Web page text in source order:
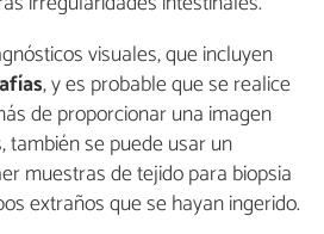
visuales, que incluyen
, y es probable que se realice
de proporcionar una imagen
también se puede usar un
muestras de tejido para biopsia
extraños que se hayan ingerido.